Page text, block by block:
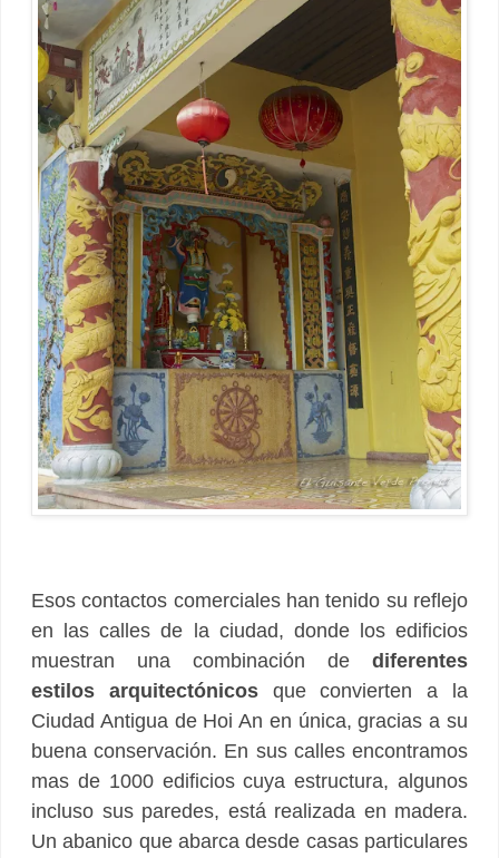
Esos contactos comerciales han tenido su reflejo
en las calles de la ciudad, donde los edificios
muestran una combinación de diferentes
estilos arquitectónicosque convierten a la
Ciudad Antigua de Hoi An en única, gracias a su
buena conservación. En sus calles encontramos
mas de 1000 edificios cuya estructura, algunos
incluso sus paredes, está realizada en madera.
Un abanico que abarca desde casas particulares